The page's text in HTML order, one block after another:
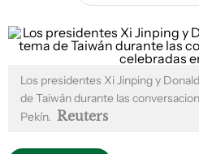
Los presidentes Xi Jinping y
de Taiwán durante las
Pekín. Reuters